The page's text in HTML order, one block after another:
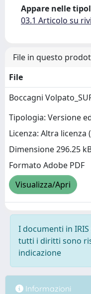
Appare nelle
03.1 Articolo su
File in questo
File
Boccagni
Tipologia: Versione
Licenza: Altra
Dimensione 296.25
Formato Adobe PDF
Visualizza/Apri
I documenti in
tutti i diritti sono
indicazione
Informazioni